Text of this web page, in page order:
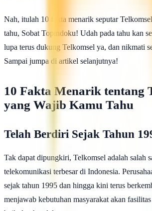
Nah, itulah 10 fakta menarik seputar
tahu, Sobat Topindoku! Udah pada tahu kan
lupa terus dukung Telkomsel ya, dan nikmati
Sampai jumpa di artikel selanjutnya!
10 Fakta Menarik tentang
yang Wajib Kamu Tahu
Telah Berdiri Sejak Tahun
Tak dapat dipungkiri, Telkomsel adalah salah
telekomunikasi terbesar di Indonesia.
sejak tahun 1995 dan hingga kini terus
menjawab kebutuhan masyarakat akan